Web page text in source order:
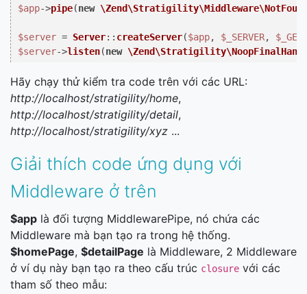
$app->pipe(new
$server = Server:: createServer($app, $_SERVER, $_GET
$server->listen(new
Hãy chạy thử kiểm tra code trên với các URL:
http://localhost/stratigility/home,
http://localhost/stratigility/detail,
http://localhost/stratigility/xyz ...
Giải thích code ứng dụng với
Middleware ở trên
$app là đối tượng MiddlewarePipe, nó chứa các
Middleware mà bạn tạo ra trong hệ thống.
$homePage, $detailPage là Middleware, 2 Middleware
ở ví dụ này bạn tạo ra theo cấu trúc closure với các
tham số theo mẫu: